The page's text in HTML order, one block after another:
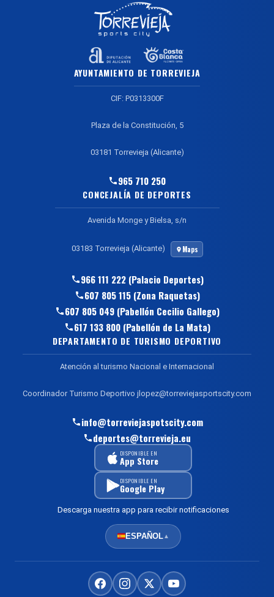
AYUNTAMIENTO DE TORREVIEJA
CIF: P0313300F
Plaza de la Constitución, 5
03181 Torrevieja (Alicante)
965 710 250
CONCEJALÍA DE DEPORTES
Avenida Monge y Bielsa, s/n
03183 Torrevieja (Alicante) Maps
966 111 222 (Palacio Deportes)
607 805 115 (Zona Raquetas)
607 805 049 (Pabellón Cecilio Gallego)
617 133 800 (Pabellón de La Mata)
DEPARTAMENTO DE TURISMO DEPORTIVO
Atención al turismo Nacional e Internacional
Coordinador Turismo Deportivo jlopez@torreviejasportscity.com
info@torreviejaspotscity.com
deportes@torrevieja.eu
DISPONIBLE EN
App Store
DISPONIBLE EN
Google Play
Descarga nuestra app para recibir notificaciones
ESPAÑOL▲